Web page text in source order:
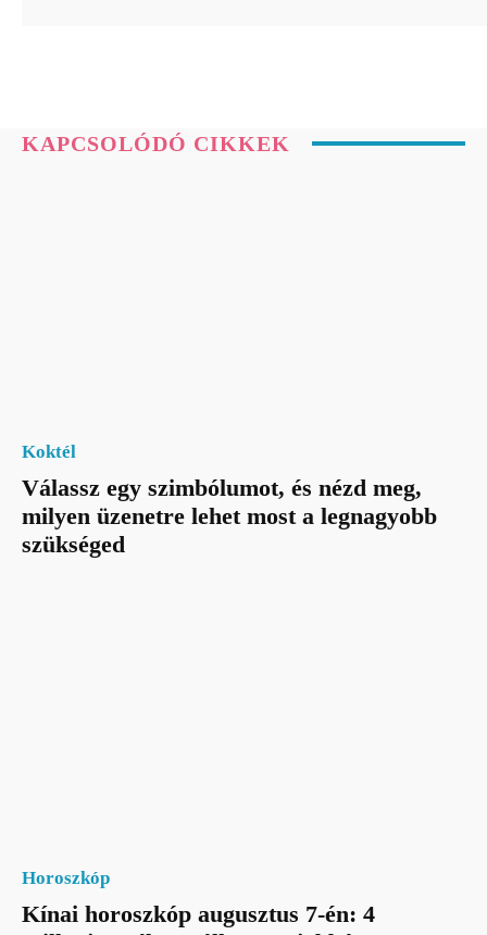
KAPCSOLÓDÓ CIKKEK
Koktél
Válassz egy szimbólumot, és nézd meg,
milyen üzenetre lehet most a legnagyobb
szükséged
Horoszkóp
Kínai horoszkóp augusztus 7-én: 4